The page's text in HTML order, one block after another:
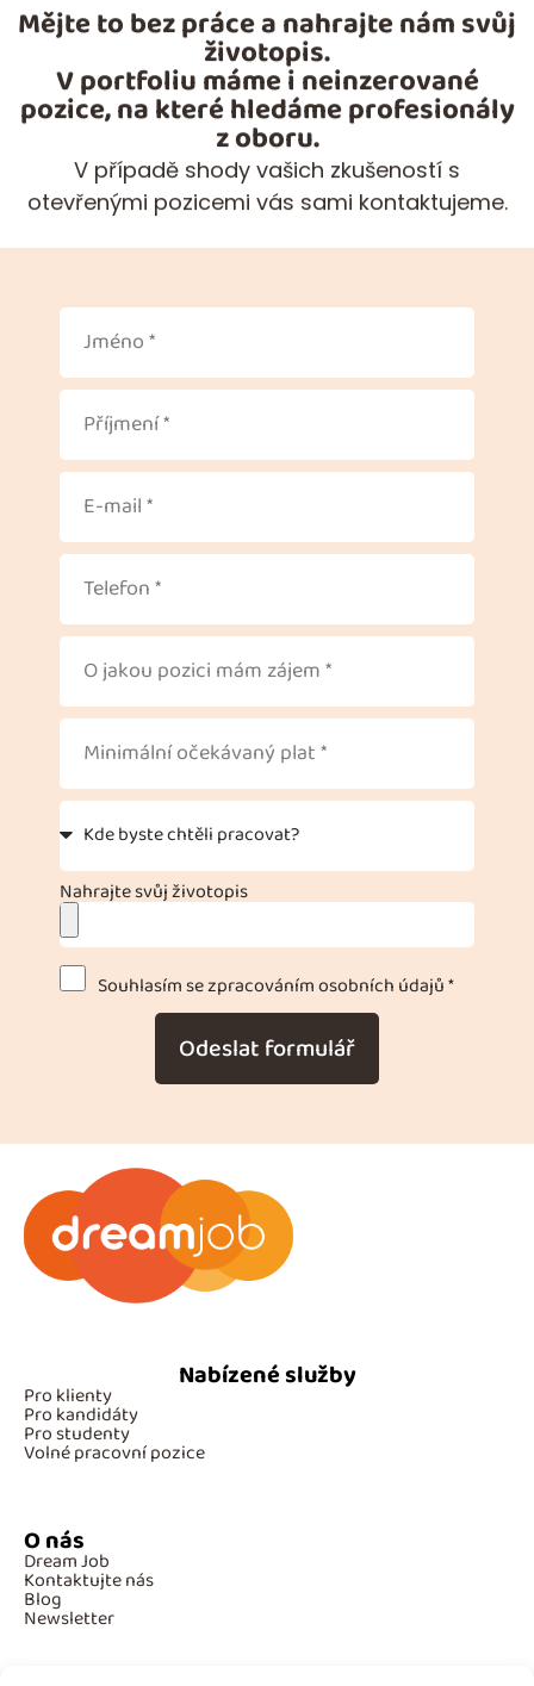
Mějte to bez práce a nahrajte nám svůj
životopis.
V portfoliu máme i neinzerované
pozice, na které hledáme profesionály
z oboru.
V případě shody vašich zkušeností s
otevřenými pozicemi vás sami kontaktujeme.
Nahrajte svůj životopis
Souhlasím se zpracováním osobních údajů *
Odeslat formulář
Nabízené služby
Pro klienty
Pro kandidáty
Pro studenty
Volné pracovní pozice
O nás
Dream Job
Kontaktujte nás
Blog
Newsletter